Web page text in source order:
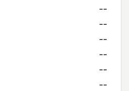
--
--
--
--
--
--